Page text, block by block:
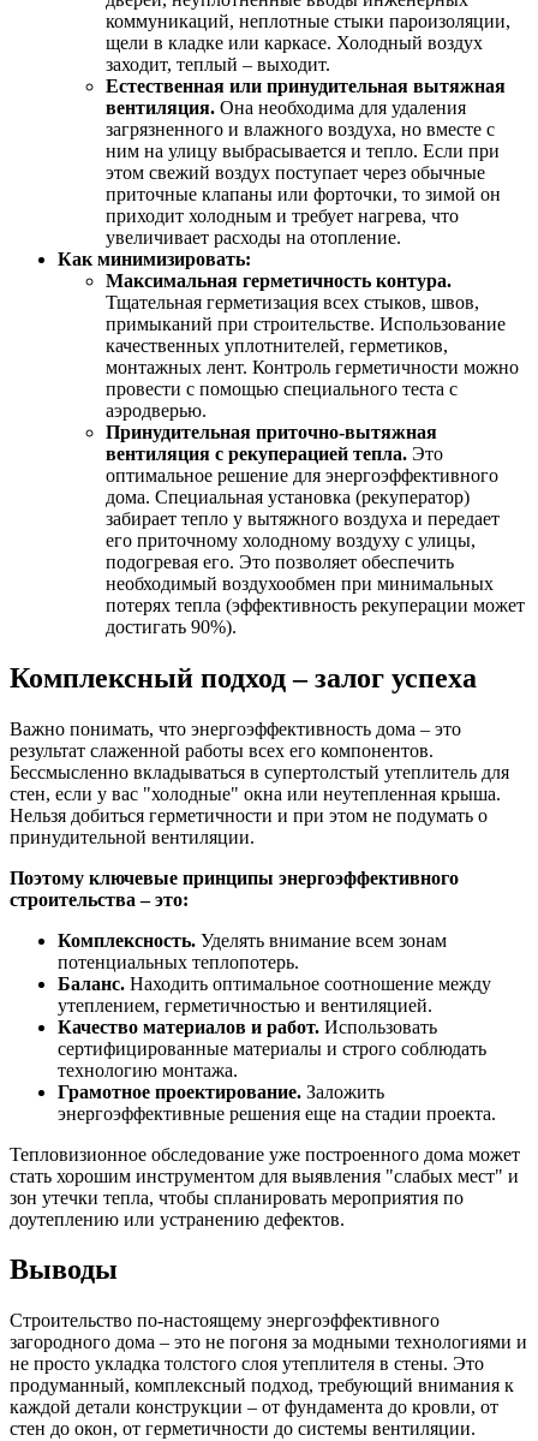
коммуникаций, неплотные стыки пароизоляции,
щели в кладке или каркасе. Холодный воздух
заходит, теплый – выходит.
Естественная или принудительная вытяжная
вентиляция. Она необходима для удаления
загрязненного и влажного воздуха, но вместе с
ним на улицу выбрасывается и тепло. Если при
этом свежий воздух поступает через обычные
приточные клапаны или форточки, то зимой он
приходит холодным и требует нагрева, что
увеличивает расходы на отопление.
Как минимизировать:
Максимальная герметичность контура.
Тщательная герметизация всех стыков, швов,
примыканий при строительстве. Использование
качественных уплотнителей, герметиков,
монтажных лент. Контроль герметичности можно
провести с помощью специального теста с
аэродверью.
Принудительная приточно-вытяжная
вентиляция с рекуперацией тепла. Это
оптимальное решение для энергоэффективного
дома. Специальная установка (рекуператор)
забирает тепло у вытяжного воздуха и передает
его приточному холодному воздуху с улицы,
подогревая его. Это позволяет обеспечить
необходимый воздухообмен при минимальных
потерях тепла (эффективность рекуперации может
достигать 90%).
Комплексный подход – залог успеха
Важно понимать, что энергоэффективность дома – это
результат слаженной работы всех его компонентов.
Бессмысленно вкладываться в супертолстый утеплитель для
стен, если у вас "холодные" окна или неутепленная крыша.
Нельзя добиться герметичности и при этом не подумать о
принудительной вентиляции.
Поэтому ключевые принципы энергоэффективного
строительства – это:
Комплексность. Уделять внимание всем зонам
потенциальных теплопотерь.
Баланс. Находить оптимальное соотношение между
утеплением, герметичностью и вентиляцией.
Качество материалов и работ. Использовать
сертифицированные материалы и строго соблюдать
технологию монтажа.
Грамотное проектирование. Заложить
энергоэффективные решения еще на стадии проекта.
Тепловизионное обследование уже построенного дома может
стать хорошим инструментом для выявления "слабых мест" и
зон утечки тепла, чтобы спланировать мероприятия по
доутеплению или устранению дефектов.
Выводы
Строительство по-настоящему энергоэффективного
загородного дома – это не погоня за модными технологиями и
не просто укладка толстого слоя утеплителя в стены. Это
продуманный, комплексный подход, требующий внимания к
каждой детали конструкции – от фундамента до кровли, от
стен до окон, от герметичности до системы вентиляции.